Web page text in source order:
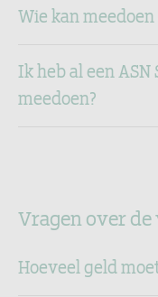
Wie kan
Ik heb al een ASN
meedoen?
Vragen over
Hoeveel geld